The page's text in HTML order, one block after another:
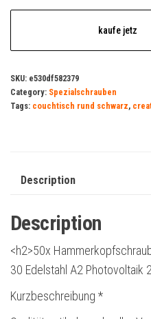
kaufe jetz
SKU: e530df582379
Category: Spezialschrauben
Tags: couchtisch rund schwarz,
Description
Description
<h2>50x
30 Edelstahl A2 Photovoltaik
Kurzbeschreibung *